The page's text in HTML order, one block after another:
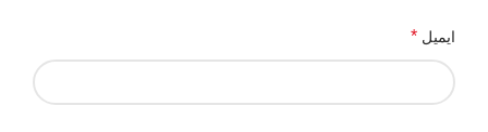
ایمیل *